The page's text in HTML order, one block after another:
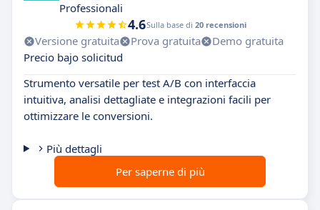
Professionali
4.6Sulla base di 20 recensioni
Versione gratuita Prova gratuita
Demo gratuita
Precio bajo solicitud
Strumento versatile per test A/B con interfaccia
intuitiva, analisi dettagliate e integrazioni facili per
ottimizzare le conversioni.
Più dettagli
Per saperne di più